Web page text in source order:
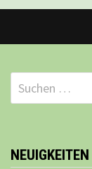
Suchen
nach:
NEUIGKEITEN